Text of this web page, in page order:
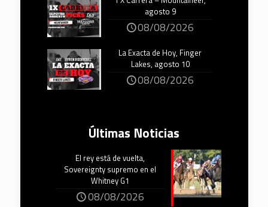
agosto 9
08/08/2026
La Exacta de Hoy, Finger
Lakes, agosto 10
08/08/2026
Últimas Noticias
El rey está de vuelta,
Sovereignty supremo en el
Whitney G1
08/08/2026